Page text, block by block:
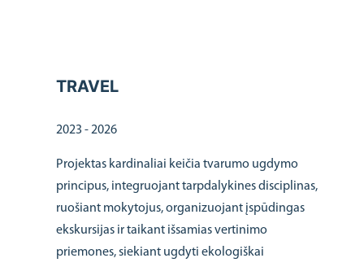
TRAVEL
2023 - 2026
Projektas kardinaliai keičia tvarumo ugdymo
principus, integruojant tarpdalykines disciplinas,
ruošiant mokytojus, organizuojant įspūdingas
ekskursijas ir taikant išsamias vertinimo
priemones, siekiant ugdyti ekologiškai